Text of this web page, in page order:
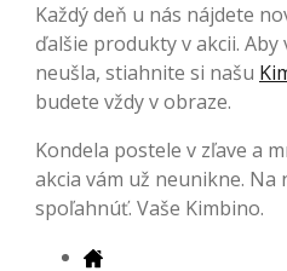
Každý deň u nás nájdete
ďalšie produkty v akcii. Aby
neušla, stiahnite si našu
budete vždy v obraze.
Kondela postele v zľave a
akcia vám už neunikne. Na
spoľahnúť. Vaše Kimbino.